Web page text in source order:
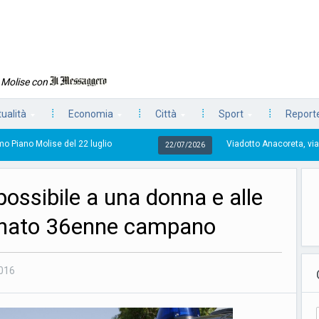
con
Economia Città Sport
luglio 22/07/2026 Viadotto Anacoreta, via libera
a una donna e alle
36enne campano